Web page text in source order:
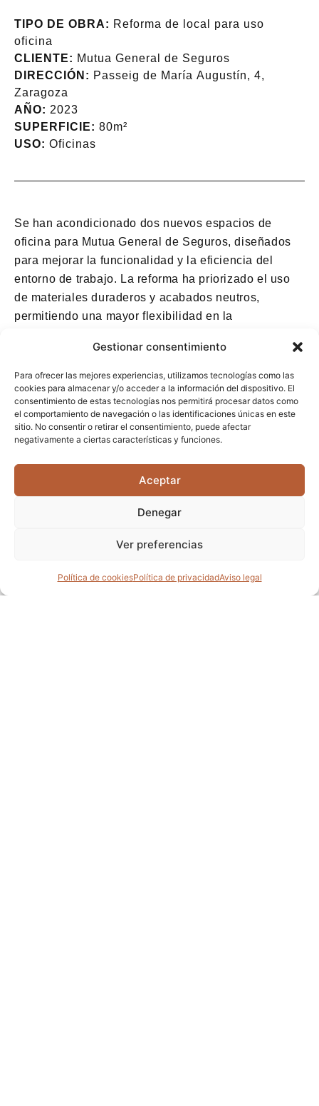
Gestionar consentimiento
Para ofrecer las mejores experiencias, utilizamos tecnologías como las
cookies para almacenar y/o acceder a la información del dispositivo. El
consentimiento de estas tecnologías nos permitirá procesar datos como
el comportamiento de navegación o las identificaciones únicas en este
sitio. No consentir o retirar el consentimiento, puede afectar
negativamente a ciertas características y funciones.
Aceptar
Denegar
Ver preferencias
Política de cookiesPolítica de privacidadAviso legal
TIPO DE OBRA: Reforma de local para uso
oficina
CLIENTE: Mutua General de Seguros
DIRECCIÓN: Passeig de María Augustín, 4,
Zaragoza
AÑO: 2023
SUPERFICIE: 80m²
USO: Oficinas
Se han acondicionado dos nuevos espacios de
oficina para Mutua General de Seguros, diseñados
para mejorar la funcionalidad y la eficiencia del
entorno de trabajo. La reforma ha priorizado el uso
de materiales duraderos y acabados neutros,
permitiendo una mayor flexibilidad en la
trabajado en la mejora de la acústica y la
iluminación, garantizando un ambiente de trabajo
óptimo para los empleados. La integración de
soluciones ergonómicas y una optimización en la
disposición de mobiliario contribuyen a mejorar el
rendimiento y la comodidad en el entorno laboral.